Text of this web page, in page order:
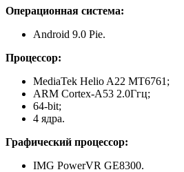
Операционная система:
Android 9.0 Pie.
Процессор:
MediaTek Helio A22 MT6761;
ARM Cortex-A53 2.0Ггц;
64-bit;
4 ядра.
Графический процессор:
IMG PowerVR GE8300.